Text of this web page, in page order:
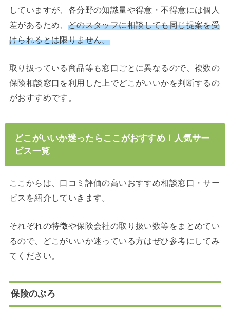
していますが、各分野の知識量や得意・不得意には個人
差があるため、 どのスタッフに相談しても同じ提案を受
けられるとは限りません。
取り扱っている商品等も窓口ごとに異なるので、複数の
保険相談窓口を利用した上でどこがいいかを判断するの
がおすすめです。
どこがいいか迷ったらここがおすすめ！人気サー
ビス一覧
ここからは、口コミ評価の高いおすすめ相談窓口・サー
ビスを紹介していきます。
それぞれの特徴や保険会社の取り扱い数等をまとめてい
るので、どこがいいか迷っている方はぜひ参考にしてみ
てください。
保険のぷろ